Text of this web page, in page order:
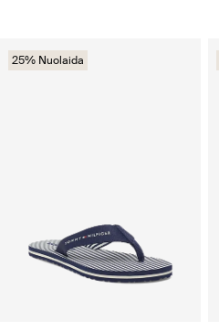
25% Nuolaida